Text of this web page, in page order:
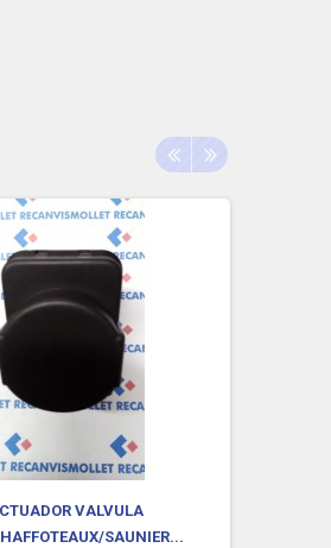
VALVULA
SAUNIER...